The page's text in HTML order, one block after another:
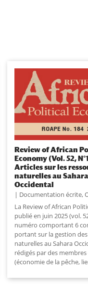
Review of African
Economy (Vol. 52,
Articles sur les
naturelles au Sahara
Occidental
Documentation écrite,
La Review of African
publié en juin 2025 (vol.
numéro comportant 6
portant sur la gestion
naturelles au Sahara
rédigés par des membres
(économie de la pêche,